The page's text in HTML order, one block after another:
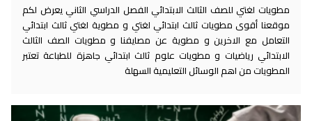
مطويات لغتي للصف الثالث الابتدائي الفصل الدراسي الثاني يعرض لكم
موقعنا أقوى مطويات ثالث ابتدائي لغتي و مطوية لغتي ثالث ابتدائي
التعامل مع الاخرين و مطوية عن مصايفنا و مطويات الصف الثالث
الابتدائي رياضيات و مطويات علوم ثالث ابتدائي جاهزة للطباعة تعتبر
المطويات من اهم الوسائل التعليمية السهلة